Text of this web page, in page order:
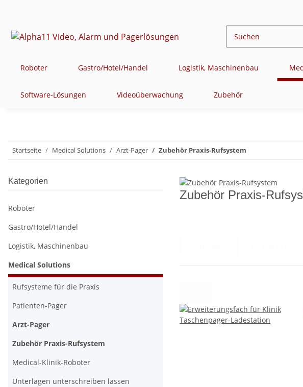
Roboter Gastro/Hotel/Handel Logistik, Maschinenbau
Software-Lösungen Videoüberwachung Zubehör
Startseite Medical Solutions Arzt-Pager Zubehör Praxis-Rufsystem
Zubehör Praxis-
Kategorien
Roboter
Gastro/Hotel/Handel
Logistik, Maschinenbau
Medical Solutions
Rufsysteme für die Praxis
Patienten-Pager
Arzt-Pager
Zubehör Praxis-Rufsystem
Medical-Klinik-Roboter
Unterlagen unterschreiben lassen